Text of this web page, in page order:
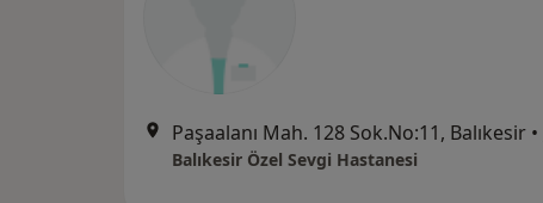
Paşaalanı Mah. 128 Sok.No:11, Balıkesir •
Balıkesir Özel Sevgi Hastanesi